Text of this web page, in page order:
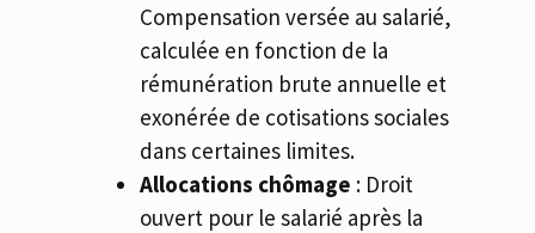
Compensation versée au salarié,
calculée en fonction de la
rémunération brute annuelle et
exonérée de cotisations sociales
dans certaines limites.
Allocations chômage : Droit
ouvert pour le salarié après la